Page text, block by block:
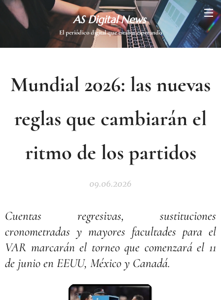
AS Digital News
El periódico digital que estabas esperando
Mundial 2026: las nuevas
reglas que cambiarán el
ritmo de los partidos
09.06.2026
Cuentas regresivas, sustituciones
cronometradas y mayores facultades para el
VAR marcarán el torneo que comenzará el 11
de junio en EEUU, México y Canadá.